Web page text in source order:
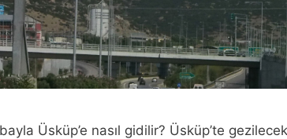
Üsküp’e nasıl gidilir? Üsküp’te